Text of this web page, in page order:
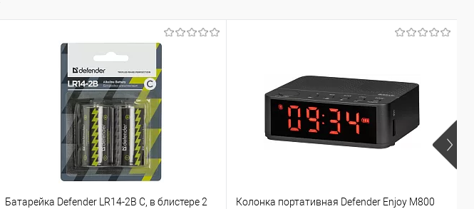
Батарейка Defender LR14-2B C, в блистере 2
Колонка портативная Defender Enjoy M800